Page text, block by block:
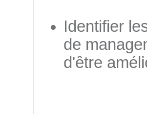
Identifier
de
d'être